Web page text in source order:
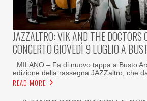
JAZZALTRO: VIK AND THE DOCTORS
CONCERTO GIOVEDÌ 9 LUGLIO A
MILANO – Fa di nuovo tappa a Busto
edizione della rassegna JAZZaltro, che
READ MORE